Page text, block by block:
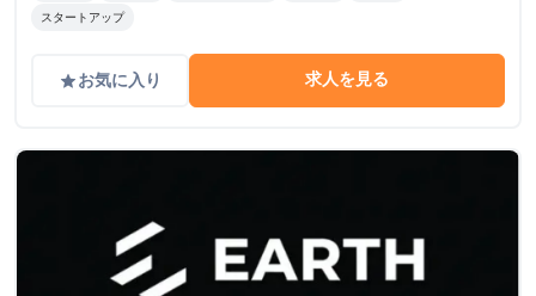
スタートアップ
gradeお気に入り 求人を見る